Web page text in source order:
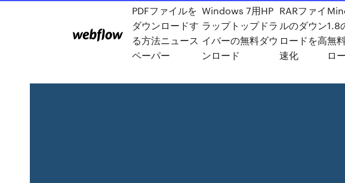
PDFファイルを
ダウンロードす
る方法ニュース
ペーパー
Windows 7用HP
ラップトップドラ
イバーの無料ダウ
ンロード
RARファイ
ルのダウン
ロードを高
速化
1.8
無
ロ